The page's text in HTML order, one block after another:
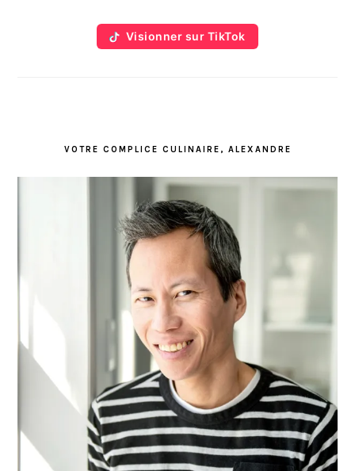
Visionner sur TikTok
VOTRE COMPLICE CULINAIRE, ALEXANDRE